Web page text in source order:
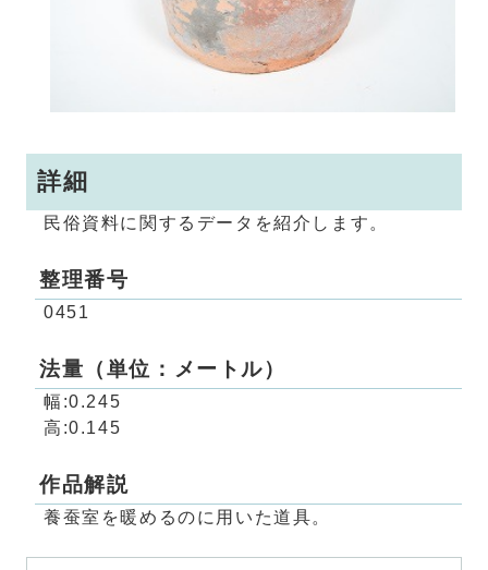
詳細
民俗資料に関するデータを紹介します。
整理番号
0451
法量（単位：メートル）
幅:0.245
高:0.145
作品解説
養蚕室を暖めるのに用いた道具。